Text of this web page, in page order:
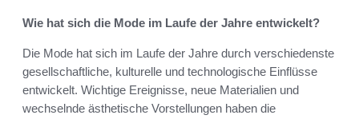
Wie hat sich die Mode im Laufe der Jahre entwickelt?
Die Mode hat sich im Laufe der Jahre durch verschiedenste
gesellschaftliche, kulturelle und technologische Einflüsse
entwickelt. Wichtige Ereignisse, neue Materialien und
wechselnde ästhetische Vorstellungen haben die